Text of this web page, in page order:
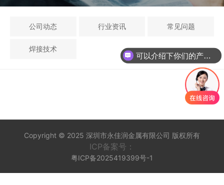
公司动态 行业资讯 常见问题
焊接技术
Copyright © 2025 深圳市永佳润金属有限公司 版权所有
ICP备案号：
粤ICP备2025419399号-1
可以介绍下你们的产品么